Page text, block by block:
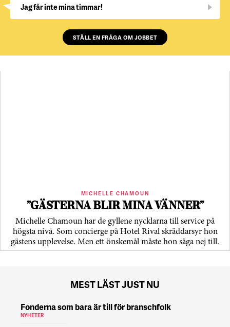
Jag får inte mina timmar!
STÄLL EN FRÅGA OM JOBBET
MICHELLE CHAMOUN
”GÄSTERNA BLIR MINA VÄNNER”
Michelle Chamoun har de gyllene nycklarna till service på
högsta nivå. Som concierge på Hotel Rival skräddarsyr hon
gästens upp­levelse. Men ett önskemål måste hon säga nej till.
MEST LÄST JUST NU
Fonderna som bara är till för branschfolk
NYHETER